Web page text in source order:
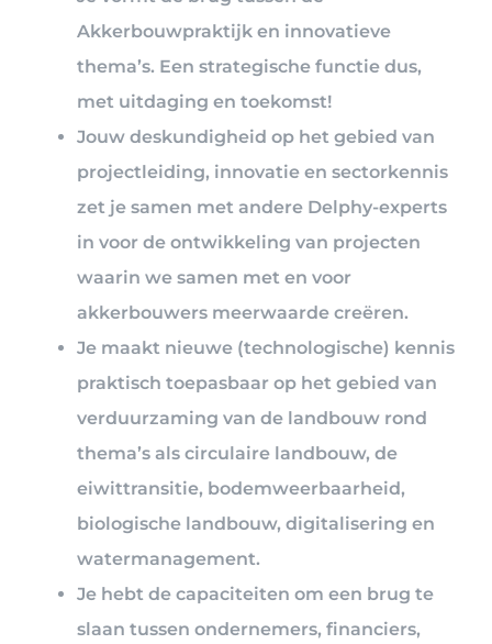
Akkerbouwpraktijk en innovatieve
thema’s. Een strategische functie dus,
met uitdaging en toekomst!
Jouw deskundigheid op het gebied van
projectleiding, innovatie en sectorkennis
zet je samen met andere Delphy-experts
in voor de ontwikkeling van projecten
waarin we samen met en voor
akkerbouwers meerwaarde creëren.
Je maakt nieuwe (technologische) kennis
praktisch toepasbaar op het gebied van
verduurzaming van de landbouw rond
thema’s als circulaire landbouw, de
eiwittransitie, bodemweerbaarheid,
biologische landbouw, digitalisering en
watermanagement.
Je hebt de capaciteiten om een brug te
slaan tussen ondernemers, financiers,